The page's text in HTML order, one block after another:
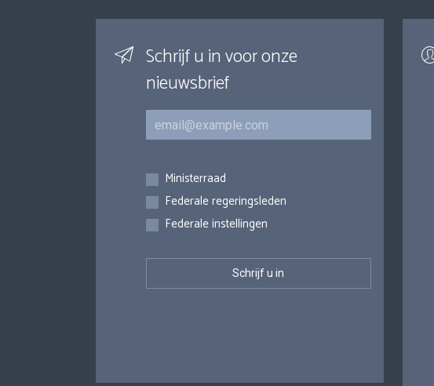
Schrijf u in voor onze
nieuwsbrief
E-mail
Inschrijvingen
Ministerraad
Federale regeringsleden
Federale instellingen